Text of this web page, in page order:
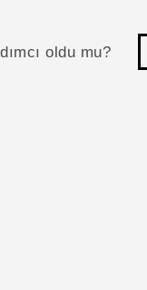
oldu mu?